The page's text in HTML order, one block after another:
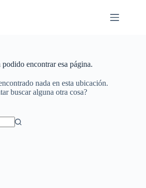
podido encontrar esa página.
nada en esta ubicación.
buscar alguna otra cosa?